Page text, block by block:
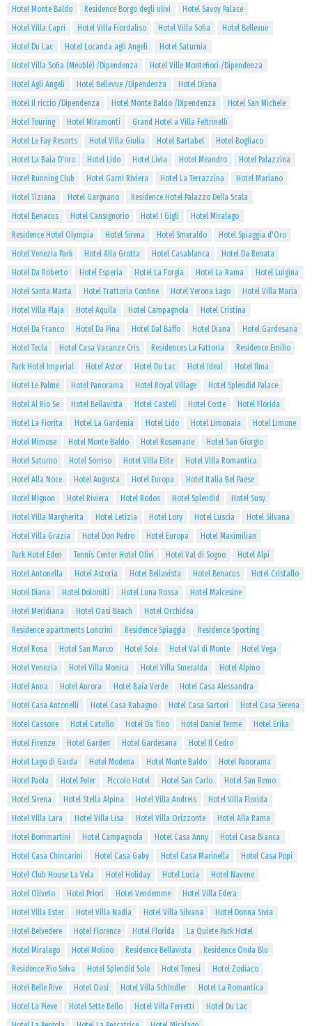
Hotel Monte Baldo
Residence Borgo degli ulivi
Hotel Savoy Palace
Hotel Villa Capri
Hotel Villa Fiordaliso Hotel Villa Sofia
Hotel Bellevue
Hotel Du Lac
Hotel Locanda agli Angeli
Hotel Saturnia
Hotel Villa Sofia (Meublè) /Dipendenza
Hotel Ville Montefiori /Dipendenza
Hotel Agli Angeli
Hotel Bellevue /Dipendenza
Hotel Diana
Hotel Il riccio /Dipendenza
Hotel Monte Baldo /Dipendenza
Hotel San Michele
Hotel Touring
Hotel Miramonti
Grand Hotel a Villa Feltrinelli
Hotel Le Fay Resorts
Hotel Villa Giulia Hotel Bartabel
Hotel Bogliaco
Hotel La Baia D'oro
Hotel Lido Hotel Livia Hotel Meandro
Hotel Palazzina
Hotel Running Club
Hotel Garni Riviera Hotel La Terrazzina
Hotel Mariano
Hotel Tiziana
Hotel Gargnano
Residence Hotel Palazzo Della Scala
Hotel Benacus
Hotel Cansignorio Hotel I Gigli
Hotel Miralago
Residence Hotel Olympia
Hotel Sirena Hotel Smeraldo
Hotel Spiaggia d'Oro
Hotel Venezia Park
Hotel Alla Grotta Hotel Casablanca
Hotel Da Renata
Hotel Da Roberto
Hotel Esperia Hotel La Forgia Hotel La Rama
Hotel Luigina
Hotel Santa Marta
Hotel Trattoria Confine Hotel Verona Lago
Hotel Villa Maria
Hotel Villa Plaja
Hotel Aquila Hotel Campagnola
Hotel Cristina
Hotel Da Franco
Hotel Da Pina Hotel Dal Baffo Hotel Diana
Hotel Gardesana
Hotel Tecla
Hotel Casa Vacanze Cris Residences La Fattoria
Residence Emilio
Park Hotel Imperial
Hotel Astor Hotel Du Lac Hotel Ideal
Hotel Ilma
Hotel Le Palme
Hotel Panorama Hotel Royal Village
Hotel Splendid Palace
Hotel Al Rio Se
Hotel Bellavista Hotel Castell Hotel Coste
Hotel Florida
Hotel La Fiorita
Hotel La Gardenia Hotel Lido Hotel Limonaia
Hotel Limone
Hotel Mimose
Hotel Monte Baldo Hotel Rosemarie
Hotel San Giorgio
Hotel Saturno
Hotel Sorriso Hotel Villa Elite
Hotel Villa Romantica
Hotel Alla Noce
Hotel Augusta Hotel Europa
Hotel Italia Bel Paese
Hotel Mignon
Hotel Riviera Hotel Rodos Hotel Splendid
Hotel Susy
Hotel Villa Margherita
Hotel Letizia Hotel Lory Hotel Luscia
Hotel Silvana
Hotel Villa Grazia
Hotel Don Pedro Hotel Europa
Hotel Maximilian
Park Hotel Eden
Tennis Center Hotel Olivi Hotel Val di Sogno
Hotel Alpi
Hotel Antonella
Hotel Astoria Hotel Bellavista Hotel Benacus
Hotel Cristallo
Hotel Diana
Hotel Dolomiti Hotel Luna Rossa
Hotel Malcesine
Hotel Meridiana
Hotel Oasi Beach
Hotel Orchidea
Residence apartments Loncrini
Residence Spiaggia
Residence Sporting
Hotel Rosa
Hotel San Marco Hotel Sole Hotel Val di Monte
Hotel Vega
Hotel Venezia
Hotel Villa Monica Hotel Villa Smeralda
Hotel Alpino
Hotel Anna
Hotel Aurora Hotel Baia Verde
Hotel Casa Alessandra
Hotel Casa Antonelli
Hotel Casa Rabagno Hotel Casa Sartori
Hotel Casa Serena
Hotel Cassone
Hotel Catullo Hotel Da Tino Hotel Daniel Terme
Hotel Erika
Hotel Firenze
Hotel Garden Hotel Gardesana
Hotel Il Cedro
Hotel Lago di Garda
Hotel Modena Hotel Monte Baldo
Hotel Panorama
Hotel Paola
Hotel Peler Piccolo Hotel Hotel San Carlo
Hotel San Remo
Hotel Sirena
Hotel Stella Alpina Hotel Villa Andreis
Hotel Villa Florida
Hotel Villa Lara
Hotel Villa Lisa Hotel Villa Orizzonte
Hotel Alla Rama
Hotel Bommartini
Hotel Campagnola Hotel Casa Anny
Hotel Casa Bianca
Hotel Casa Chincarini
Hotel Casa Gaby Hotel Casa Marinella
Hotel Casa Popi
Hotel Club House La Vela
Hotel Holiday Hotel Lucia
Hotel Navene
Hotel Oliveto
Hotel Priori Hotel Vendemme
Hotel Villa Edera
Hotel Villa Ester
Hotel Villa Nadia Hotel Villa Silvana
Hotel Donna Sivia
Hotel Belvedere
Hotel Florence Hotel Florida
La Quiete Park Hotel
Hotel Miralago
Hotel Molino Residence Bellavista
Residence Onda Blu
Residence Rio Selva
Hotel Splendid Sole Hotel Tenesi
Hotel Zodiaco
Hotel Belle Rive
Hotel Oasi Hotel Villa Schindler
Hotel La Romantica
Hotel La Pieve
Hotel Sette Bello Hotel Villa Ferretti
Hotel Du Lac